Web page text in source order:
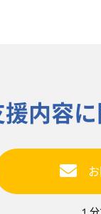
援内容
１